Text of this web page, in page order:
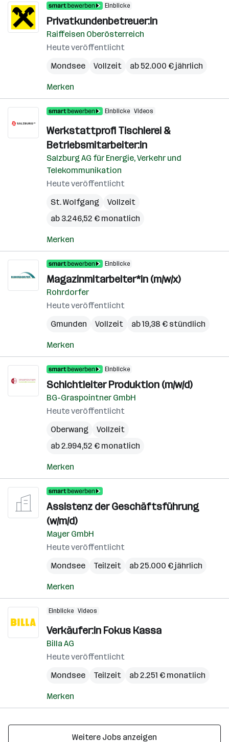
Einblicke
Privatkundenbetreuer:in
Raiffeisen Oberösterreich
Heute veröffentlicht
Mondsee
Vollzeit ab 52.000 € jährlich
Merken
Einblicke Videos
Werkstattprofi Tischlerei &
Betriebsmitarbeiter:in
Salzburg AG für Energie, Verkehr und
Telekommunikation
Heute veröffentlicht
St. Wolfgang
Vollzeit
ab 3.246,52 € monatlich
Merken
Einblicke
Magazinmitarbeiter*in (m/w/x)
Rohrdorfer
Heute veröffentlicht
Gmunden
Vollzeit ab 19,38 € stündlich
Merken
Einblicke
Schichtleiter Produktion (m/w/d)
BG-Graspointner GmbH
Heute veröffentlicht
Oberwang
Vollzeit
ab 2.994,52 € monatlich
Merken
Assistenz der Geschäftsführung
(w/m/d)
Mayer GmbH
Heute veröffentlicht
Mondsee
Teilzeit ab 25.000 € jährlich
Merken
Einblicke Videos
Verkäufer:in Fokus Kassa
Billa AG
Heute veröffentlicht
Mondsee
Teilzeit ab 2.251 € monatlich
Merken
Weitere Jobs anzeigen